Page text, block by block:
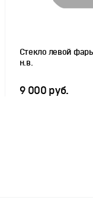
Стекло левой
н.в.
9 000 руб.